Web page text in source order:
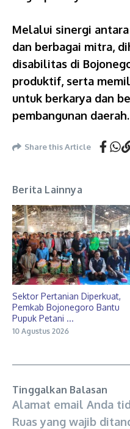
Melalui sinergi
dan berbagai mitra,
disabilitas di
produktif, serta
untuk berkarya dan
pembangunan daerah.
Share this Article
Berita Lainnya
Sektor Pertanian Diperkuat,
Pemkab Bojonegoro Bantu
Pupuk Petani ...
10 Agustus 2026
Tinggalkan Balasan
Alamat email Anda
Ruas yang wajib